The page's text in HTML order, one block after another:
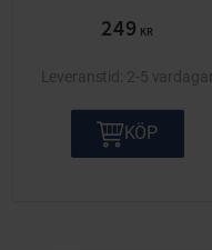
249 KR
2-5 vardagar
KÖP